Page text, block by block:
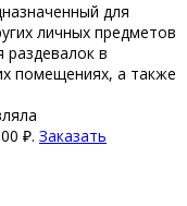
для
личных предметов
в
помещениях, а также
₽. Заказать